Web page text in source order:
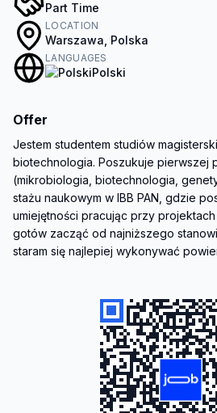
Part Time
LOCATION
Warszawa, Polska
LANGUAGES
Polski
Offer
Jestem studentem studiów
biotechnologia. Poszukuje pierwszej
(mikrobiologia, biotechnologia,
stażu naukowym w IBB PAN, gdzie
umiejętności pracując przy
gotów zacząć od najniższego
staram się najlepiej wykonywać